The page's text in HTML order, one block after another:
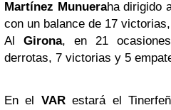
Martínez Munueraha dirigido
con un balance de 17
Al Girona, en 21
derrotas, 7 victorias y 5
En el VARestará el